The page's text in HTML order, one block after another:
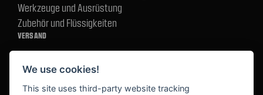
Werkzeuge und Ausrüstung
Zubehör und Flüssigkeiten
VERSAND
We use cookies!
This site uses third-party website tracking